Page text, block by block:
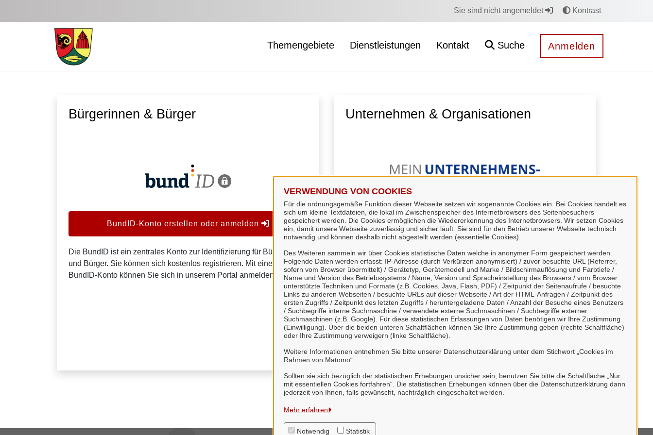
VERWENDUNG VON COOKIES
Für die ordnungsgemäße Funktion dieser Webseite setzen wir sogenannte Cookies ein. Bei Cookies handelt es
sich um kleine Textdateien, die lokal im Zwischenspeicher des Internetbrowsers des Seitenbesuchers
gespeichert werden. Die Cookies ermöglichen die Wiedererkennung des Internetbrowsers. Wir setzen Cookies
ein, damit unsere Webseite zuverlässig und sicher läuft. Sie sind für den Betrieb unserer Webseite technisch
notwendig und können deshalb nicht abgestellt werden (essentielle Cookies).
Des Weiteren sammeln wir über Cookies statistische Daten welche in anonymer Form gespeichert werden.
Folgende Daten werden erfasst: IP-Adresse (durch Verkürzen anonymisiert) / zuvor besuchte URL (Referrer,
sofern vom Browser übermittelt) / Gerätetyp, Gerätemodell und Marke / Bildschirmauflösung und Farbtiefe /
Name und Version des Betriebssystems / Name, Version und Spracheinstellung des Browsers / vom Browser
unterstützte Techniken und Formate (z.B. Cookies, Java, Flash, PDF) / Zeitpunkt der Seitenaufrufe / besuchte
Links zu anderen Webseiten / besuchte URLs auf dieser Webseite / Art der HTML-Anfragen / Zeitpunkt des
ersten Zugriffs / Zeitpunkt des letzten Zugriffs / heruntergeladene Daten / Anzahl der Besuche eines Benutzers
/ Suchbegriffe interne Suchmaschine / verwendete externe Suchmaschinen / Suchbegriffe externer
Suchmaschinen (z.B. Google). Für diese statistischen Erfassungen von Daten benötigen wir Ihre Zustimmung
(Einwilligung). Über die beiden unteren Schaltflächen können Sie Ihre Zustimmung geben (rechte Schaltfläche)
oder Ihre Zustimmung verweigern (linke Schaltfläche).
Weitere Informationen entnehmen Sie bitte unserer Datenschutzerklärung unter dem Stichwort „Cookies im
Rahmen von Matomo“.
Sollten sie sich bezüglich der statistischen Erhebungen unsicher sein, benutzen Sie bitte die Schaltfläche „Nur
mit essentiellen Cookies fortfahren“. Die statistischen Erhebungen können über die Datenschutzerklärung dann
jederzeit von Ihnen, falls gewünscht, nachträglich eingeschaltet werden.
Mehr erfahren
Notwendig Statistik
Sie sind nicht angemeldet Kontrast
Themengebiete Dienstleistungen Kontakt Suche Anmelden
Bürgerinnen & Bürger
BundID-Konto erstellen oder anmelden
Die BundID ist ein zentrales Konto zur Identifizierung für Bürgerinnen
und Bürger. Sie können sich kostenlos registrieren. Mit einem
BundID-Konto können Sie sich in unserem Portal anmelden.
Unternehmen & Organisationen
Mein Unternehmenskonto erstellen oder anmelden
Mein Unternehmenskonto ist ein zentrales Konto zur Identifizierung
von Organisationen, insbesondere:
Juristische Personen,
Vereinigungen, denen ein Recht zustehen kann
natürliche Personen, die beruflich oder gewerblich tätig sind.
Eine Nutzung ist aber auch durch Behörden im Sinne von § 1 Abs. 4
Verwaltungsverfahrensgesetz (VwVfG) möglich.